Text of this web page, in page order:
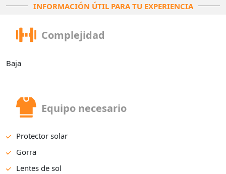
INFORMACIÓN ÚTIL PARA TU EXPERIENCIA
Complejidad
Baja
Equipo necesario
Protector solar
Gorra
Lentes de sol